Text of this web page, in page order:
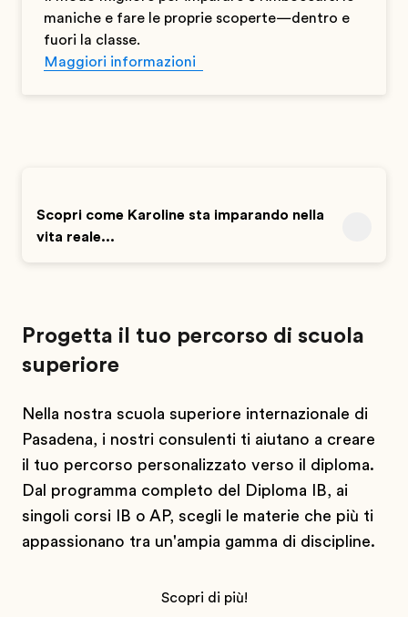
Scopri come Karoline sta imparando nella
vita reale...
maniche e fare le proprie scoperte—dentro e
fuori la classe.
Maggiori informazioni
Progetta il tuo percorso di scuola
superiore
Nella nostra scuola superiore internazionale di
Pasadena, i nostri consulenti ti aiutano a creare
il tuo percorso personalizzato verso il diploma.
Dal programma completo del Diploma IB, ai
singoli corsi IB o AP, scegli le materie che più ti
appassionano tra un'ampia gamma di discipline.
Scopri di più!